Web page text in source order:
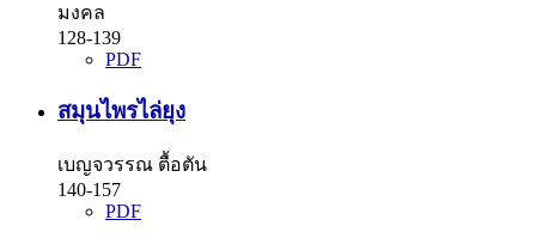
มงคล
128-139
PDF
สมุนไพรไล่ยุง
เบญจวรรณ ตื้อตัน
140-157
PDF